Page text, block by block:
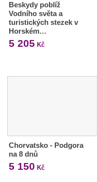
Beskydy poblíž
Vodního světa a
turistických stezek v
Horském…
5 205 Kč
Chorvatsko - Podgora
na 8 dnů
5 150 Kč